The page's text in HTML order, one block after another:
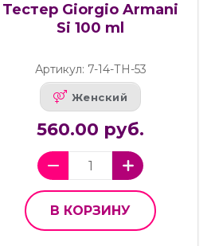
Тестер Giorgio Armani
Si 100 ml
Артикул: 7-14-ТН-53
Женский
560.00 руб.
В КОРЗИНУ